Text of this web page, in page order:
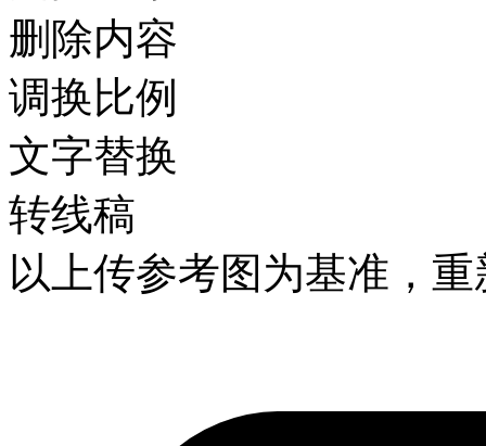
删除内容
调换比例
文字替换
转线稿
以上传参考图为基准，